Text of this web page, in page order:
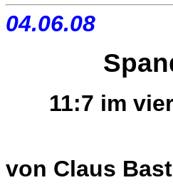
04.06.08
11:7 im
von Claus